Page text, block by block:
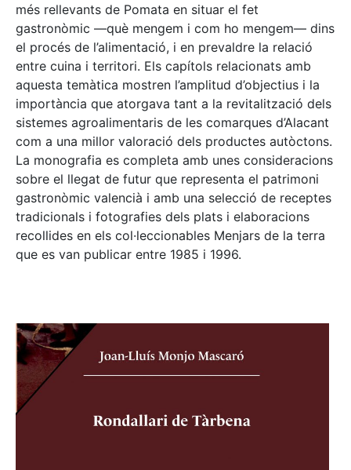
més rellevants de Pomata en situar el fet
gastronòmic —què mengem i com ho mengem— dins
el procés de l’alimentació, i en prevaldre la relació
entre cuina i territori. Els capítols relacionats amb
aquesta temàtica mostren l’amplitud d’objectius i la
importància que atorgava tant a la revitalització dels
sistemes agroalimentaris de les comarques d’Alacant
com a una millor valoració dels productes autòctons.
La monografia es completa amb unes consideracions
sobre el llegat de futur que representa el patrimoni
gastronòmic valencià i amb una selecció de receptes
tradicionals i fotografies dels plats i elaboracions
recollides en els col·leccionables Menjars de la terra
que es van publicar entre 1985 i 1996.